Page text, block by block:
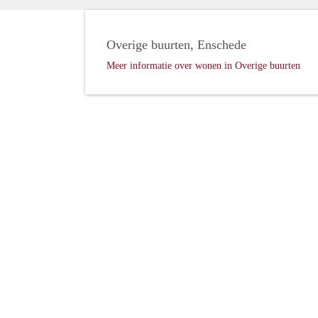
Overige buurten, Enschede
Meer informatie over wonen in Overige buurten